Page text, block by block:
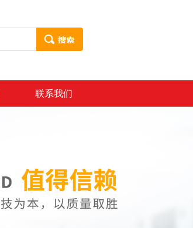
联系我们